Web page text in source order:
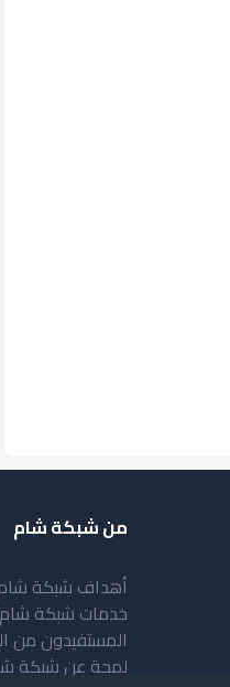
من شبكة شام
أهداف شبكة
خدمات شبكة شام
المستفيدون من
لمحة عن شبكة